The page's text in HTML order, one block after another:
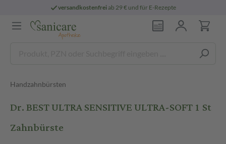
versandkostenfreiab 29 € und für E-Rezepte
Handzahnbürsten
Dr. BEST ULTRA SENSITIVE ULTRA-SOFT 1 St
Zahnbürste